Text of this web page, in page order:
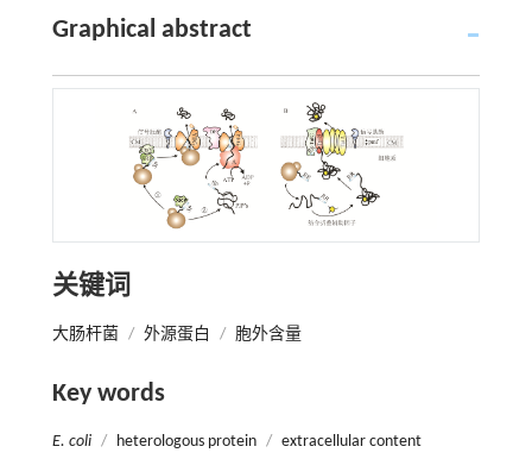
Graphical abstract
关键词
大肠杆菌 / 外源蛋白 / 胞外含量
Key words
E. coli / heterologous protein / extracellular content